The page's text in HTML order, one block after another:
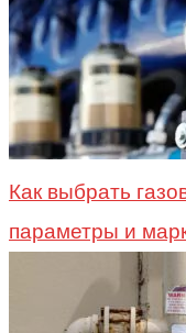
Как выбрать
параметры и